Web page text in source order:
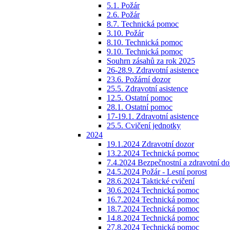
5.1. Požár
2.6. Požár
8.7. Technická pomoc
3.10. Požár
8.10. Technická pomoc
9.10. Technická pomoc
Souhrn zásahů za rok 2025
26-28.9. Zdravotní asistence
23.6. Požární dozor
25.5. Zdravotní asistence
12.5. Ostatní pomoc
28.1. Ostatní pomoc
17-19.1. Zdravotní asistence
25.5. Cvičení jednotky
2024
19.1.2024 Zdravotní dozor
13.2.2024 Technická pomoc
7.4.2024 Bezpečnostní a zdravotní
24.5.2024 Požár - Lesní porost
28.6.2024 Taktické cvičení
30.6.2024 Technická pomoc
16.7.2024 Technická pomoc
18.7.2024 Technická pomoc
14.8.2024 Technická pomoc
27.8.2024 Technická pomoc